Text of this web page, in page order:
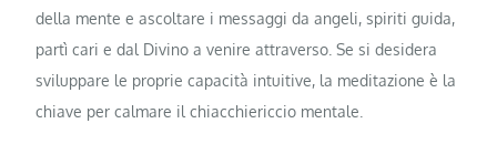
della mente e ascoltare i messaggi da angeli, spiriti guida,
partì cari e dal Divino a venire attraverso. Se si desidera
sviluppare le proprie capacità intuitive, la meditazione è la
chiave per calmare il chiacchiericcio mentale.